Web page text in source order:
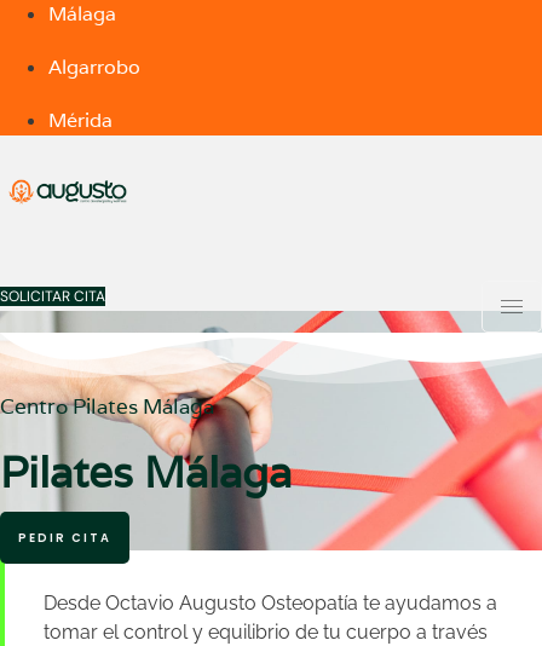
Málaga
Algarrobo
Mérida
SOLICITAR CITA
Centro Pilates Málaga
Pilates Málaga
PEDIR CITA
Desde Octavio Augusto Osteopatía te ayudamos a
tomar el control y equilibrio de tu cuerpo a través